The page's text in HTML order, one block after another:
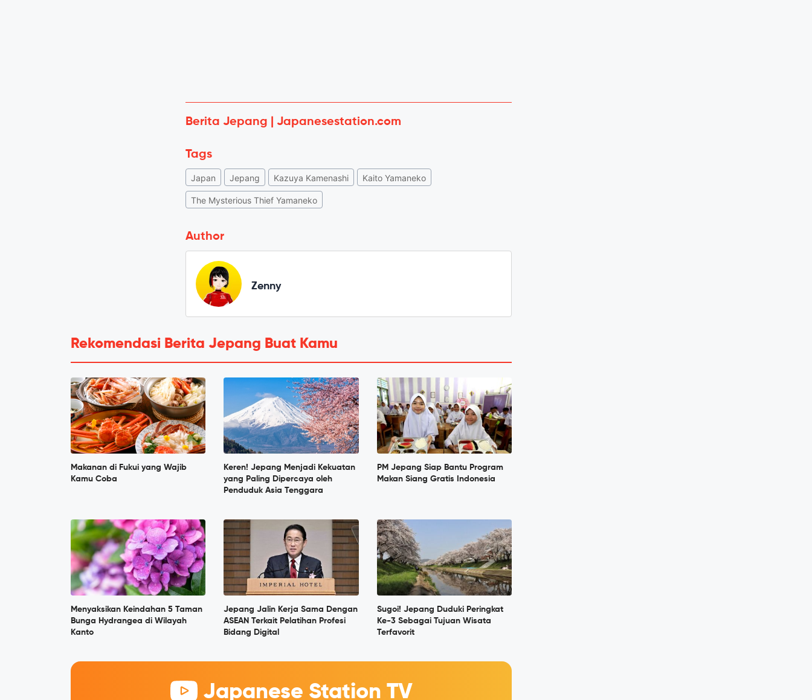
Berita Jepang | Japanesestation.com
Tags
Japan Jepang Kazuya Kamenashi Kaito Yamaneko
The Mysterious Thief Yamaneko
Author
Zenny
Rekomendasi Berita Jepang Buat Kamu
Makanan di Fukui yang Wajib
Kamu Coba
Keren! Jepang Menjadi Kekuatan
yang Paling Dipercaya oleh
Penduduk Asia Tenggara
PM Jepang Siap Bantu Program
Makan Siang Gratis Indonesia
Menyaksikan Keindahan 5 Taman
Bunga Hydrangea di Wilayah
Kanto
Jepang Jalin Kerja Sama Dengan
ASEAN Terkait Pelatihan Profesi
Bidang Digital
Sugoi! Jepang Duduki Peringkat
Ke-3 Sebagai Tujuan Wisata
Terfavorit
Japanese Station TV